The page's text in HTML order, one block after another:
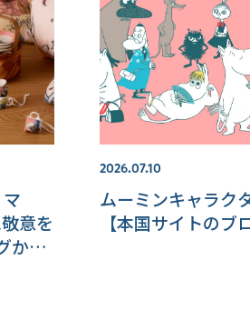
意を
か
2026.07.10
ムーミンキャラク
【本国サイトのブ